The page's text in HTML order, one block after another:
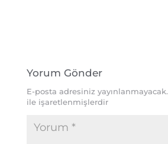
Yorum Gönder
E-posta adresiniz yayınlanmayacak.
ile işaretlenmişlerdir